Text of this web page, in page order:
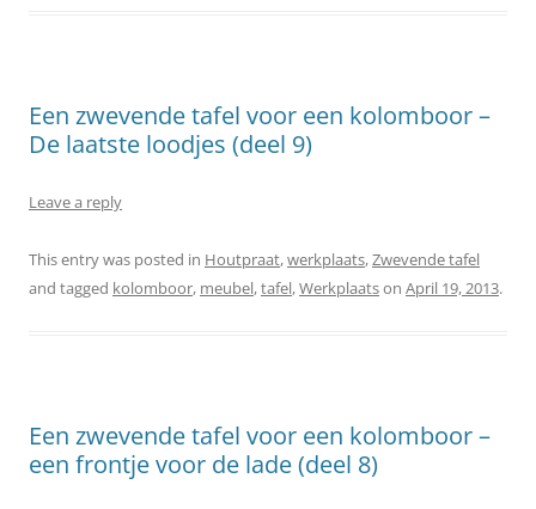
Een zwevende tafel voor een kolomboor –
De laatste loodjes (deel 9)
Leave a reply
This entry was posted in Houtpraat,werkplaats,Zwevende tafel
and tagged kolomboor, meubel,tafel,Werkplaatson April 19, 2013.
Een zwevende tafel voor een kolomboor –
een frontje voor de lade (deel 8)